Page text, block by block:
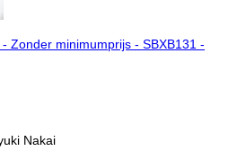
Zonder minimumprijs - SBXB131 -
Nakai